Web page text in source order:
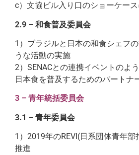
c）文協ビル入り口のショーケー
2.9 – 和食普及委員会
1）ブラジルと日本の和食シェフ
うな活動の実施
2）SENACとの連携イベントのよ
日本食を普及するためのパートナ
3 – 青年統括委員会
3.1 – 青年委員会
1）2019年のREVI(日系団体青年
推進